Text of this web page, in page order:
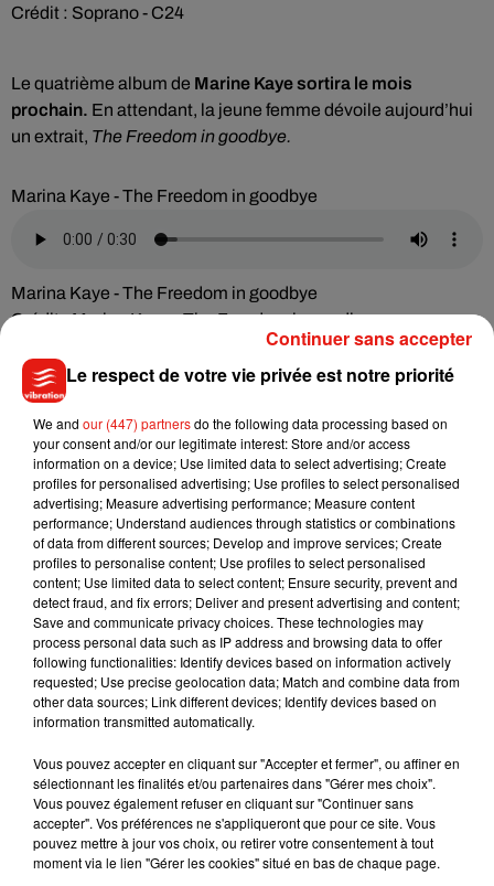
Crédit : Soprano - C24
Le quatrième album de Marine Kayesortira le mois
prochain. En attendant, la jeune femme dévoile aujourd’hui
un extrait, The Freedom in goodbye.
Marina Kaye - The Freedom in goodbye
Marina Kaye - The Freedom in goodbye
Crédit :Marina Kaye - The Freedom in goodbye
Parmi les autres sorties de ce 15 mars, notons Boris Way. Le
DJ et producteur français avait connu une année 2023
couronnée de succès avec notamment Lose My Mind. Il
revient aujourd’hui avecSomeone to be mine.
Boris way - Someone to be mine
Boris way - Someone to be mine
Crédit :Boris way - Someone to be mine
La chronique est à écouter tous les vendredis à 17h30 sur
Musique
Le respect de votre vie privée est notre priorité
We and our (447) partnersdo the following data processing based on
your consent and/or our legitimate interest: Store and/or access
information on a device; Use limited data to select advertising; Create
profiles for personalised advertising; Use profiles to select personalised
advertising; Measure advertising performance; Measure content
performance; Understand audiences through statistics or combinations
of data from different sources; Develop and improve services; Create
profiles to personalise content; Use profiles to select personalised
content; Use limited data to select content; Ensure security, prevent and
detect fraud, and fix errors; Deliver and present advertising and content;
Save and communicate privacy choices. These technologies may
process personal data such as IP address and browsing data to offer
following functionalities: Identify devices based on information actively
requested; Use precise geolocation data; Match and combine data from
other data sources; Link different devices; Identify devices based on
information transmitted automatically.
Vous pouvez accepter en cliquant sur "Accepter et fermer", ou affiner en
sélectionnant les finalités et/ou partenaires dans "Gérer mes choix".
Vous pouvez également refuser en cliquant sur "Continuer sans
accepter". Vos préférences ne s'appliqueront que pour ce site. Vous
pouvez mettre à jour vos choix, ou retirer votre consentement à tout
moment via le lien "Gérer les cookies" situé en bas de chaque page.
Continuer sans accepter